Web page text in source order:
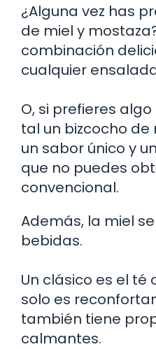
¿Alguna vez has
de miel y
combinación
cualquier
O, si prefieres
tal un bizcocho de
un sabor único y
que no puedes
convencional.
Además, la miel
bebidas.
Un clásico es el té
solo es
también tiene
calmantes.